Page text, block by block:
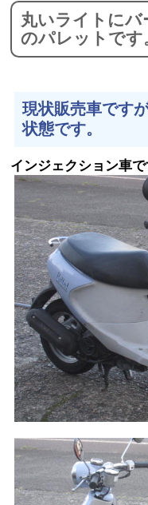
丸いライトにバ
のパレットです
現状販売車です
状態です。
インジェクション車